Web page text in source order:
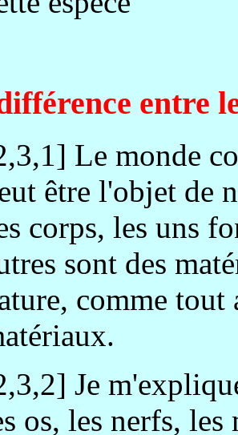
entre
Le monde
être l'objet de
corps, les uns
sont des
comme tout
Je
os, les nerfs, les